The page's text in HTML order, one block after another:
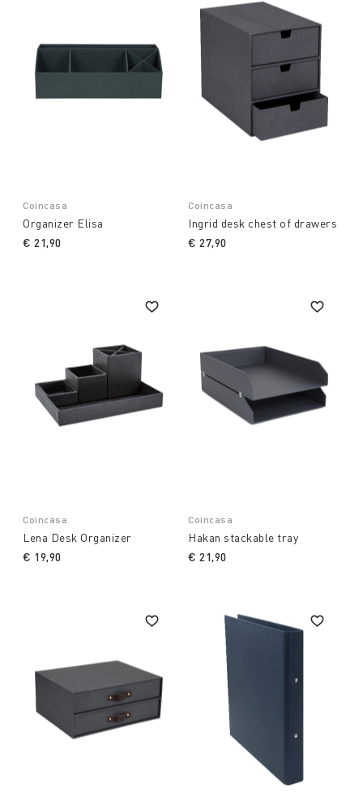
Coincasa
Organizer Elisa
€ 21,90
Coincasa
Ingrid desk chest of drawers
€ 27,90
Coincasa
Lena Desk Organizer
€ 19,90
Coincasa
Hakan stackable tray
€ 21,90